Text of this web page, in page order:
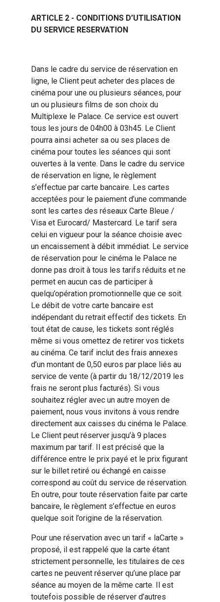
ARTICLE 2 - CONDITIONS D’UTILISATION
DU SERVICE RESERVATION
Dans le cadre du service de réservation en
ligne, le Client peut acheter des places de
cinéma pour une ou plusieurs séances, pour
un ou plusieurs films de son choix du
Multiplexe le Palace. Ce service est ouvert
tous les jours de 04h00 à 03h45. Le Client
pourra ainsi acheter sa ou ses places de
cinéma pour toutes les séances qui sont
ouvertes à la vente. Dans le cadre du service
de réservation en ligne, le règlement
s’effectue par carte bancaire. Les cartes
acceptées pour le paiement d’une commande
sont les cartes des réseaux Carte Bleue /
Visa et Eurocard/ Mastercard. Le tarif sera
celui en vigueur pour la séance choisie avec
un encaissement à débit immédiat. Le service
de réservation pour le cinéma le Palace ne
donne pas droit à tous les tarifs réduits et ne
permet en aucun cas de participer à
quelqu’opération promotionnelle que ce soit.
Le débit de votre carte bancaire est
indépendant du retrait effectif des tickets. En
tout état de cause, les tickets sont réglés
même si vous omettez de retirer vos tickets
au cinéma. Ce tarif inclut des frais annexes
d’un montant de 0,50 euros par place liés au
service de vente (à partir du 18/12/2019 les
frais ne seront plus facturés). Si vous
souhaitez régler avec un autre moyen de
paiement, nous vous invitons à vous rendre
directement aux caisses du cinéma le Palace.
Le Client peut réserver jusqu’à 9 places
maximum par tarif. Il est précisé que la
différence entre le prix payé et le prix figurant
sur le billet retiré ou échangé en caisse
correspond au coût du service de réservation.
En outre, pour toute réservation faite par carte
bancaire, le règlement s’effectue en euros
quelque soit l’origine de la réservation.
Pour une réservation avec un tarif « laCarte »
proposé, il est rappelé que la carte étant
strictement personnelle, les titulaires de ces
cartes ne peuvent réserver qu’une place par
séance au moyen de la même carte. Il est
toutefois possible de réserver d’autres